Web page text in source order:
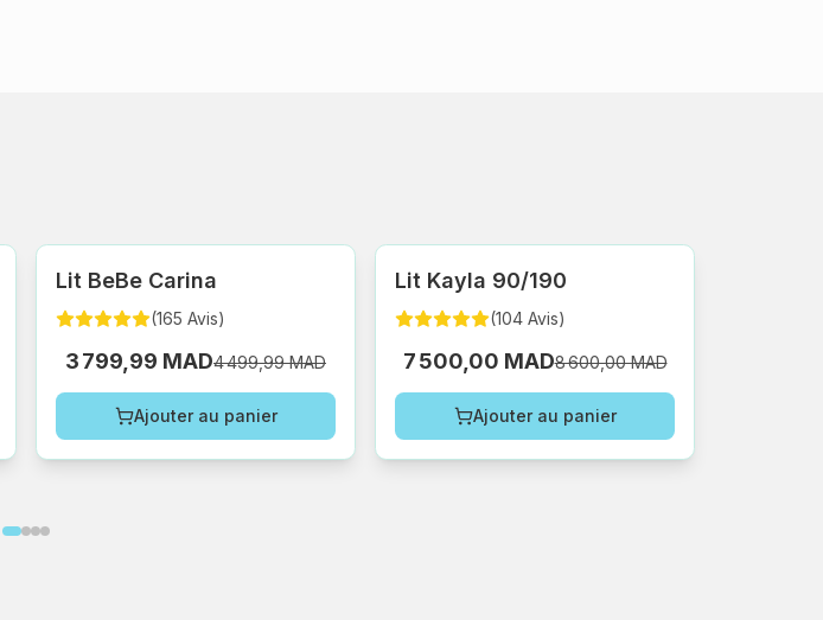
Lit BeBe Carina
(165 Avis)
3 799,99 MAD4 499,99 MAD
Ajouter au panier
Lit Kayla 90/190
(104 Avis)
7 500,00 MAD8 600,00 MAD
Ajouter au panier